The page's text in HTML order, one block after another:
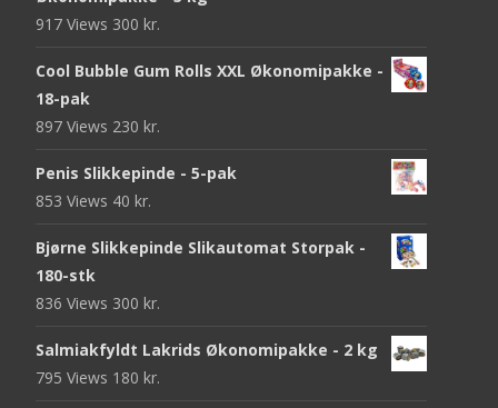
917 Views 300 kr.
Cool Bubble Gum Rolls XXL Økonomipakke -
18-pak
897 Views 230 kr.
Penis Slikkepinde - 5-pak
853 Views 40 kr.
Bjørne Slikkepinde Slikautomat Storpak -
180-stk
836 Views 300 kr.
Salmiakfyldt Lakrids Økonomipakke - 2 kg
795 Views 180 kr.